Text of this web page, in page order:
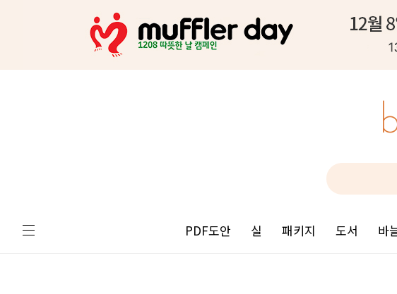
PDF도안 실 패키지 도서 바